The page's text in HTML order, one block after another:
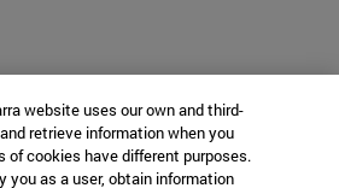
website uses our own and third-
retrieve information when you
of cookies have different purposes.
you as a user, obtain information